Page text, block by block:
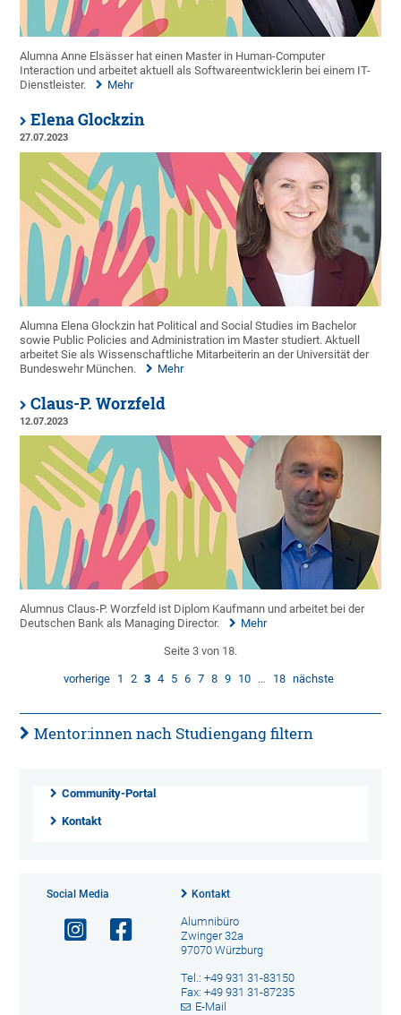
Alumna Anne Elsässer hat einen Master in Human-Computer
Interaction und arbeitet aktuell als Softwareentwicklerin bei einem IT-
Dienstleister.
Mehr
Elena Glockzin
27.07.2023
Alumna Elena Glockzin hat Political and Social Studies im Bachelor
sowie Public Policies and Administration im Master studiert. Aktuell
arbeitet Sie als Wissenschaftliche Mitarbeiterin an der Universität der
Bundeswehr München.
Mehr
Claus-P. Worzfeld
12.07.2023
Alumnus Claus-P. Worzfeld ist Diplom Kaufmann und arbeitet bei der
Deutschen Bank als Managing Director.
Mehr
Seite 3 von 18.
vorherige 1 2 3 4 5 6 7 8 9 10 … 18 nächste
Mentor:innen nach Studiengang filtern
Community-Portal
Kontakt
Social Media Kontakt
Alumnibüro
Zwinger 32a
97070 Würzburg
Tel.: +49 931 31-83150
Fax: +49 931 31-87235
E-Mail